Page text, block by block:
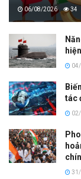
06/08/2026 34
tác